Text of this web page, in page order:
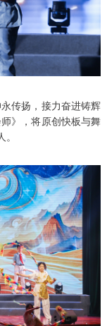
传扬，接力奋进铸辉
》，将原创快板与舞